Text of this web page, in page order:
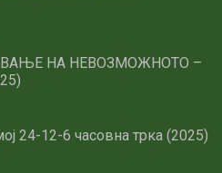
НА НЕВОЗМОЖНОТО –
24-12-6 часовна трка (2025)